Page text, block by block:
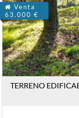
Venta
63.000 €
TERRENO